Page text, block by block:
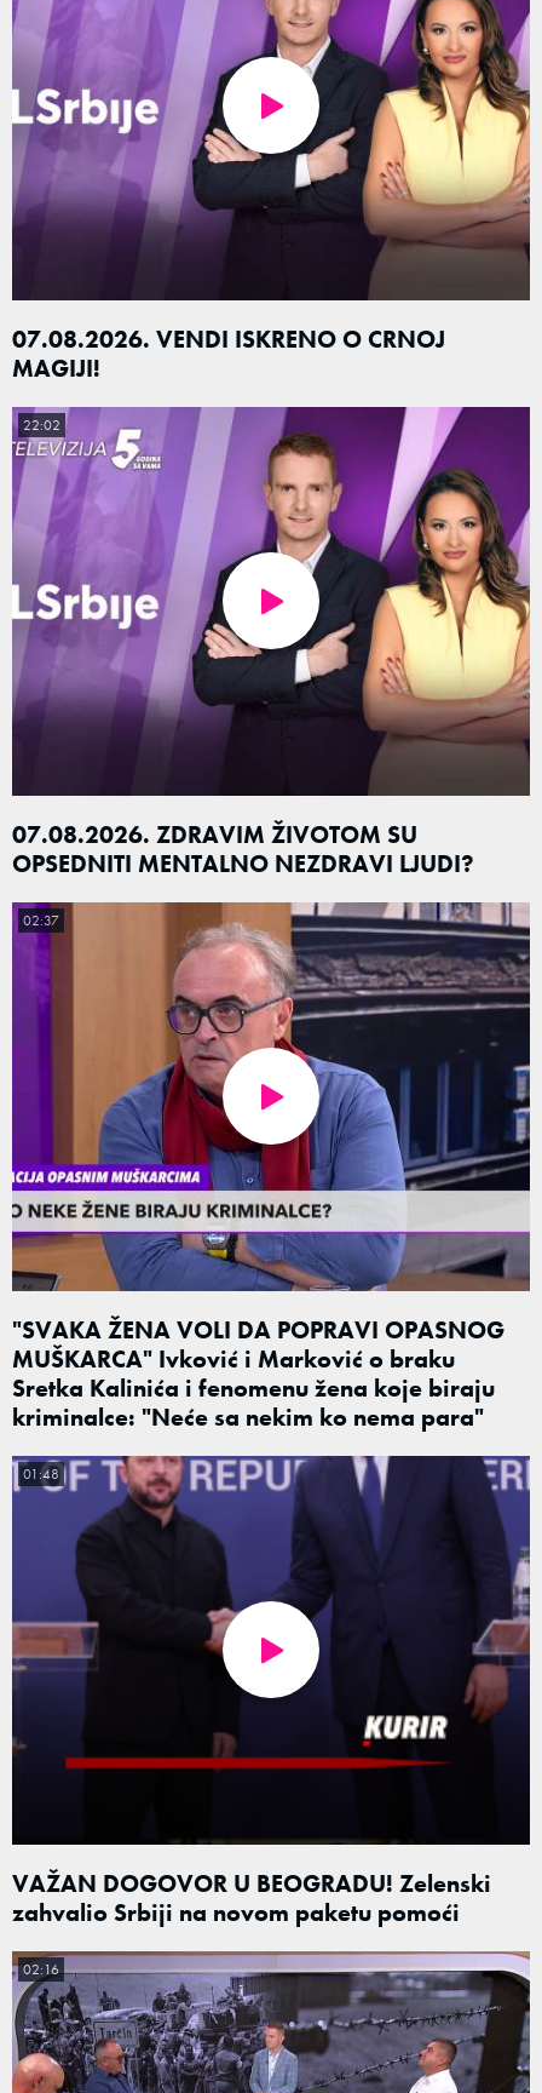
07.08.2026. VENDI ISKRENO O CRNOJ
MAGIJI!
07.08.2026. ZDRAVIM ŽIVOTOM SU
OPSEDNITI MENTALNO NEZDRAVI LJUDI?
22:02
"SVAKA ŽENA VOLI DA POPRAVI OPASNOG
MUŠKARCA" Ivković i Marković o braku
Sretka Kalinića i fenomenu žena koje biraju
kriminalce: "Neće sa nekim ko nema para"
02:37
VAŽAN DOGOVOR U BEOGRADU! Zelenski
zahvalio Srbiji na novom paketu pomoći
01:48
02:16